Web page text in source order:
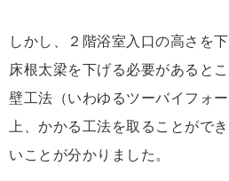
しかし、２階浴室入口の高さを
床根太梁を下げる必要があると
壁工法（いわゆるツーバイフォ
上、かかる工法を取ることがで
いことが分かりました。